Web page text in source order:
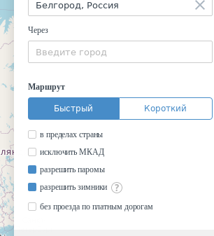
Через
Маршрут
Быстрый Короткий
в пределах страны
исключить МКАД
разрешить паромы
разрешить зимники
без проезда по платным дорогам